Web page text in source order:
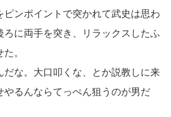
ンポイントで突かれて武史は思わ
ろに両手を突き、リラックスしたふ
。
だな。大口叩くな、とか説教しに来
るんならてっぺん狙うのが男だ